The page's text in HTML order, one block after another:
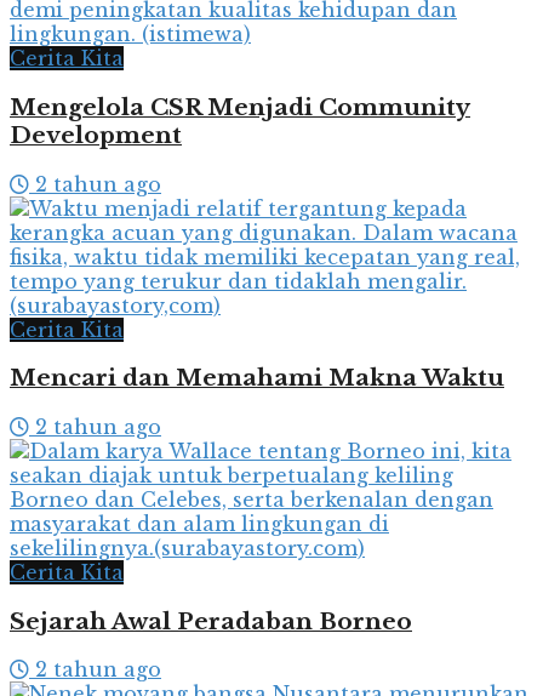
Cerita Kita
Mengelola CSR Menjadi Community
Development
2 tahun ago
Cerita Kita
Mencari dan Memahami Makna Waktu
2 tahun ago
Cerita Kita
Sejarah Awal Peradaban Borneo
2 tahun ago